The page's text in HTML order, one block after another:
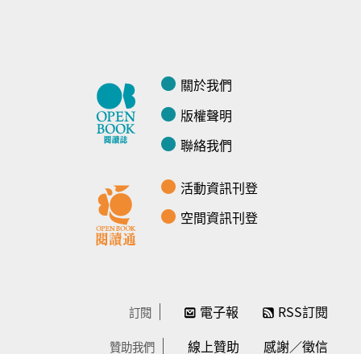
關於我們
版權聲明
聯絡我們
活動資訊刊登
空間資訊刊登
訂閱 電子報 RSS訂閱
贊助我們 線上贊助 感謝／徵信